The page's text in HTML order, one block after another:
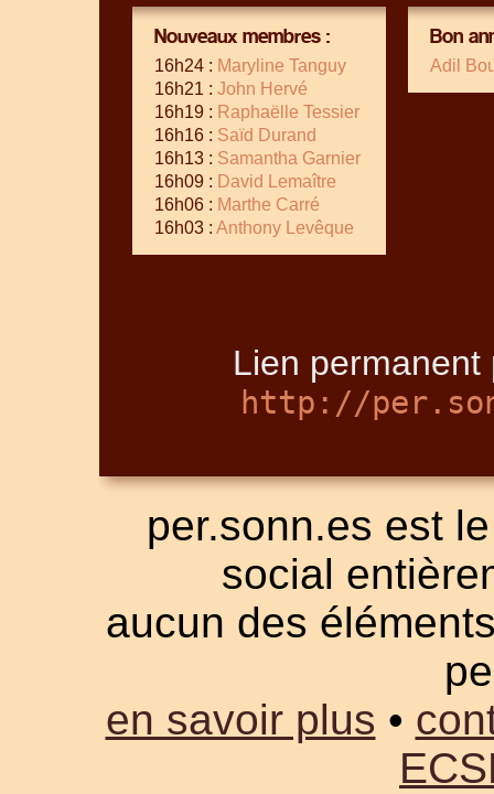
Nouveaux membres :
16h24 : Maryline Tanguy
16h21 : John Hervé
16h19 : Raphaëlle Tessier
16h16 : Saïd Durand
16h13 : Samantha Garnier
16h09 : David Lemaître
16h06 : Marthe Carré
16h03 : Anthony Levêque
Bon
Adil
Lien
http://
per.sonn.es est
social
aucun des
en savoir plus •